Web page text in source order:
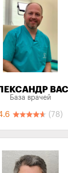
База врачей
(78)